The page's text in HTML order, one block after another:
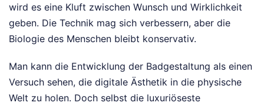
wird es eine Kluft zwischen Wunsch und Wirklichkeit
geben. Die Technik mag sich verbessern, aber die
Biologie des Menschen bleibt konservativ.
Man kann die Entwicklung der Badgestaltung als einen
Versuch sehen, die digitale Ästhetik in die physische
Welt zu holen. Doch selbst die luxuriöseste